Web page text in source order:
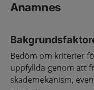
Anamnes
Bedöm om kriterier
uppfyllda genom att
skademekanism,